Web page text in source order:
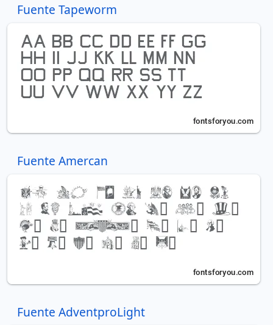
Fuente Tapeworm
Fuente Amercan
Fuente AdventproLight